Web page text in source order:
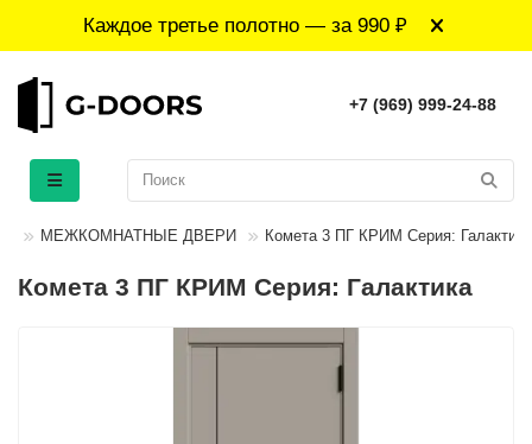
Каждое третье полотно — за 990 ₽
+7 (969) 999-24-88
МЕЖКОМНАТНЫЕ ДВЕРИ Комета 3 ПГ КРИМ Серия: Галактика
Комета 3 ПГ КРИМ Серия: Галактика